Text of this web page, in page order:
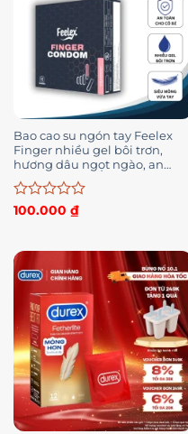
Bao cao su ngón tay Feelex
Finger nhiều gel bôi trơn,
hương dâu ngọt ngào, an
toàn, chân thật – hộp 12 chiếc
Được
0
5
sao
100.000 ₫